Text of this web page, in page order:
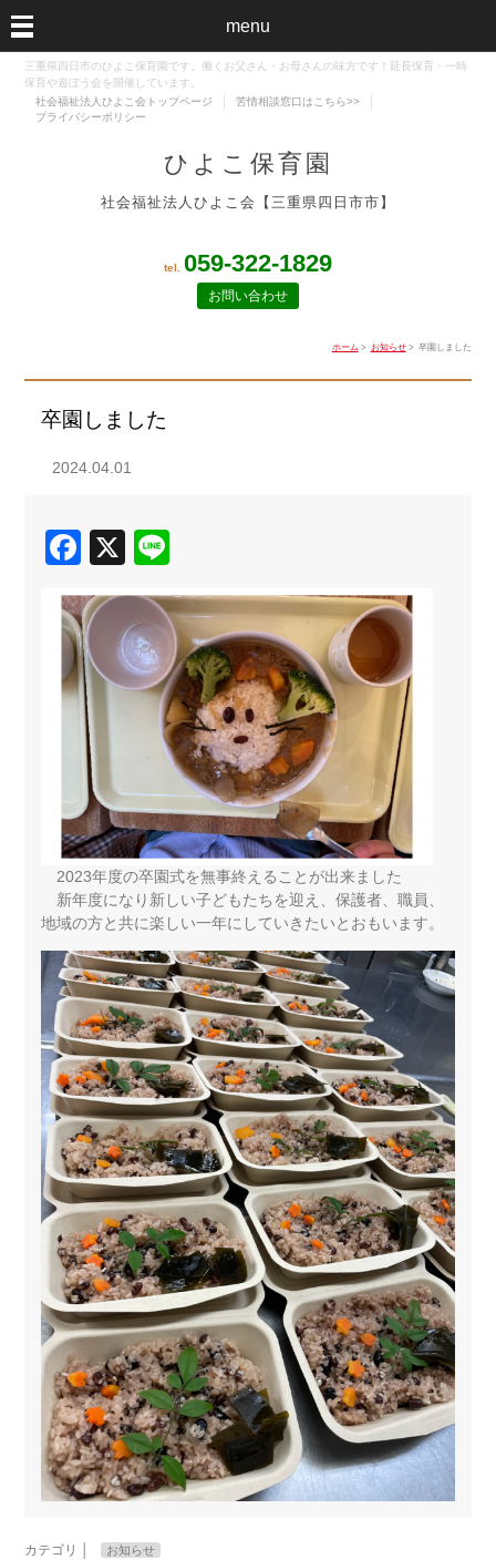
menu
三重県四日市のひよこ保育園です。働くお父さん・お母さんの味方です！延長保育・一時
保育や遊ぼう会を開催しています。
社会福祉法人ひよこ会トップページ
苦情相談窓口はこちら>>
プライバシーポリシー
ひよこ保育園
社会福祉法人ひよこ会【三重県四日市市】
tel. 059-322-1829
お問い合わせ
ホーム> お知らせ> 卒園しました
卒園しました
2024.04.01
Facebook
X
2023年度の卒園式を無事終えることが出来ました
新年度になり新しい子どもたちを迎え、保護者、職員、
地域の方と共に楽しい一年にしていきたいとおもいます。
カテゴリ │ お知らせ